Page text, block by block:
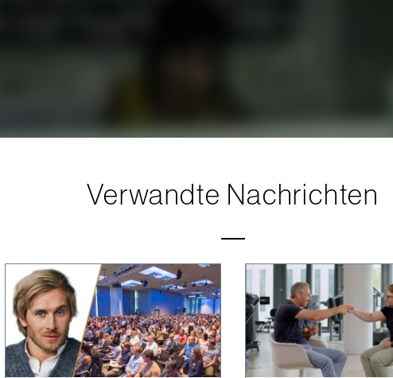
Verwandte Nachrichten